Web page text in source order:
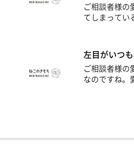
ご相談者様の
てしまって
左目がいつも
ご相談者様の
なのですね